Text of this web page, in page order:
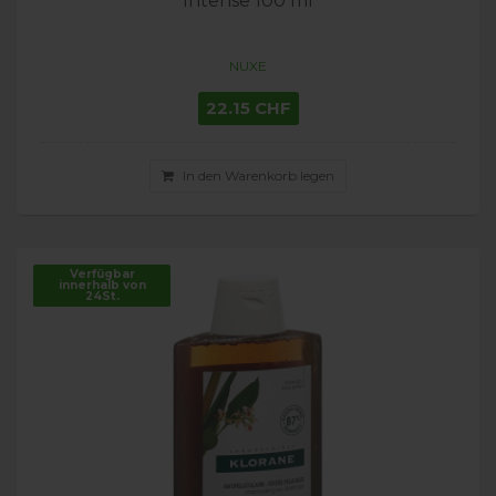
NUXE
22.15 CHF
In den Warenkorb legen
Verfügbar
innerhalb von
24St.